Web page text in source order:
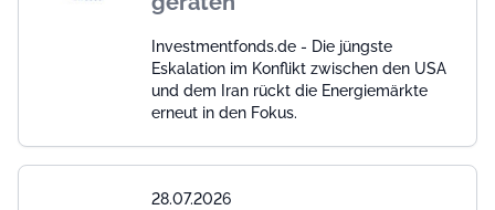
Investmentfonds.de - Die jüngste
Eskalation im Konflikt zwischen den USA
und dem Iran rückt die Energiemärkte
erneut in den Fokus.
28.07.2026